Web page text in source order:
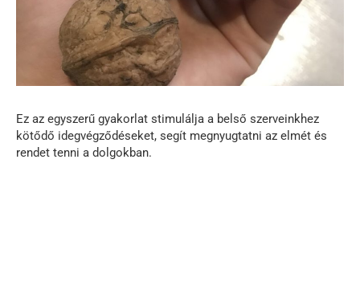
Ez az egyszerű gyakorlat stimulálja a belső szerveinkhez
kötődő idegvégződéseket, segít megnyugtatni az elmét és
rendet tenni a dolgokban.